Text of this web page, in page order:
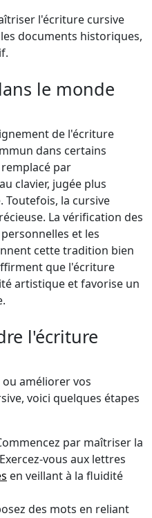
l'écriture cursive
documents historiques,
le monde
de l'écriture
dans certains
par
clavier, jugée plus
la cursive
La vérification des
et les
cette tradition bien
que l'écriture
artistique et favorise un
l'écriture
améliorer vos
voici quelques étapes
par maîtriser la
vous aux lettres
en veillant à la fluidité
des mots en reliant